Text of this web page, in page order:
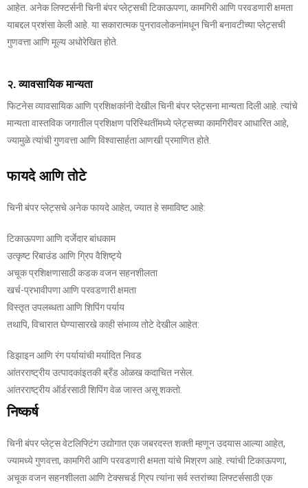
आहेत. अनेक लिफ्टर्सनी चिनी बंपर प्लेट्सची टिकाऊपणा, कामगिरी आणि परवडणारी क्षमता
याबद्दल प्रशंसा केली आहे. या सकारात्मक पुनरावलोकनांमधून चिनी बनावटीच्या प्लेट्सची
गुणवत्ता आणि मूल्य अधोरेखित होते.
२. व्यावसायिक मान्यता
फिटनेस व्यावसायिक आणि प्रशिक्षकांनी देखील चिनी बंपर प्लेट्सना मान्यता दिली आहे. त्यांचे
मान्यता वास्तविक जगातील प्रशिक्षण परिस्थितींमध्ये प्लेट्सच्या कामगिरीवर आधारित आहे,
ज्यामुळे त्यांची गुणवत्ता आणि विश्वासार्हता आणखी प्रमाणित होते.
फायदे आणि तोटे
चिनी बंपर प्लेट्सचे अनेक फायदे आहेत, ज्यात हे समाविष्ट आहे:
टिकाऊपणा आणि दर्जेदार बांधकाम
उत्कृष्ट रिबाउंड आणि ग्रिप वैशिष्ट्ये
अचूक प्रशिक्षणासाठी कडक वजन सहनशीलता
खर्च-प्रभावीपणा आणि परवडणारी क्षमता
विस्तृत उपलब्धता आणि शिपिंग पर्याय
तथापि, विचारात घेण्यासारखे काही संभाव्य तोटे देखील आहेत:
डिझाइन आणि रंग पर्यायांची मर्यादित निवड
आंतरराष्ट्रीय उत्पादकांइतकी ब्रँड ओळख कदाचित नसेल.
आंतरराष्ट्रीय ऑर्डरसाठी शिपिंग वेळ जास्त असू शकतो.
निष्कर्ष
चिनी बंपर प्लेट्स वेटलिफ्टिंग उद्योगात एक जबरदस्त शक्ती म्हणून उदयास आल्या आहेत,
ज्यामध्ये गुणवत्ता, कामगिरी आणि परवडणारी क्षमता यांचे मिश्रण आहे. त्यांची टिकाऊपणा,
अचूक वजन सहनशीलता आणि टेक्सचर्ड ग्रिप त्यांना सर्व स्तरांच्या लिफ्टर्ससाठी एक